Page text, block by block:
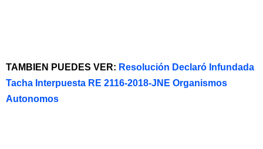
TAMBIEN PUEDES VER: Resolución Declaró Infundada
Tacha Interpuesta RE 2116-2018-JNE Organismos
Autonomos